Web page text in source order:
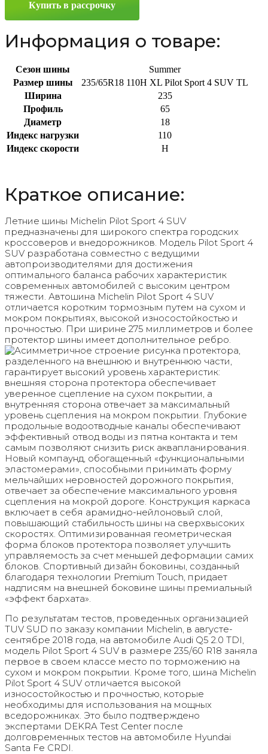
R18
Купить в рассрочку
Информация о товаре:
Сезон шины
Summer
Размер шины
235/65R18 110H XL Pilot Sport 4 SUV TL
Ширина
235
Профиль
65
Диаметр
18
Индекс нагрузки
110
Индекс скорости
H
Краткое описание:
Летние шины Michelin Pilot Sport 4 SUV
предназначены для широкого спектра городских
кроссоверов и внедорожников. Модель Pilot Sport 4
SUV разработана совместно с ведущими
автопроизводителями для достижения
оптимального баланса рабочих характеристик
современных автомобилей с высоким центром
тяжести. Автошина Michelin Pilot Sport 4 SUV
отличается коротким тормозным путем на сухом и
мокром покрытиях, высокой износостойкостью и
прочностью. При ширине 275 миллиметров и более
протектор шины имеет дополнительное ребро.
Асимметричное строение рисунка протектора,
разделенного на внешнюю и внутреннюю части,
гарантирует высокий уровень характеристик:
внешняя сторона протектора обеспечивает
уверенное сцепление на сухом покрытии, а
внутренняя сторона отвечает за максимальный
уровень сцепления на мокром покрытии. Глубокие
продольные водоотводные каналы обеспечивают
эффективный отвод воды из пятна контакта и тем
самым позволяют снизить риск аквапланирования.
Новый компаунд, обогащенный «функциональными
эластомерами», способными принимать форму
мельчайших неровностей дорожного покрытия,
отвечает за обеспечение максимального уровня
сцепления на мокрой дороге. Конструкция каркаса
включает в себя арамидно-нейлоновый слой,
повышающий стабильность шины на сверхвысоких
скоростях. Оптимизированная геометрическая
форма блоков протектора позволяет улучшить
управляемость за счет меньшей деформации самих
блоков. Спортивный дизайн боковины, созданный
благодаря технологии Premium Touch, придает
надписям на внешней боковине шины премиальный
«эффект бархата».
По результатам тестов, проведенных организацией
TUV SUD по заказу компании Michelin, в августе-
сентябре 2018 года, на автомобиле Audi Q5 2.0 TDI,
модель Pilot Sport 4 SUV в размере 235/60 R18 заняла
первое в своем классе место по торможению на
сухом и мокром покрытии. Кроме того, шина Michelin
Pilot Sport 4 SUV отличается высокой
износостойкостью и прочностью, которые
необходимы для использования на мощных
вседорожниках. Это было подтверждено
экспертами DEKRA Test Center после
долговременных тестов на автомобиле Hyundai
Santa Fe CRDI.